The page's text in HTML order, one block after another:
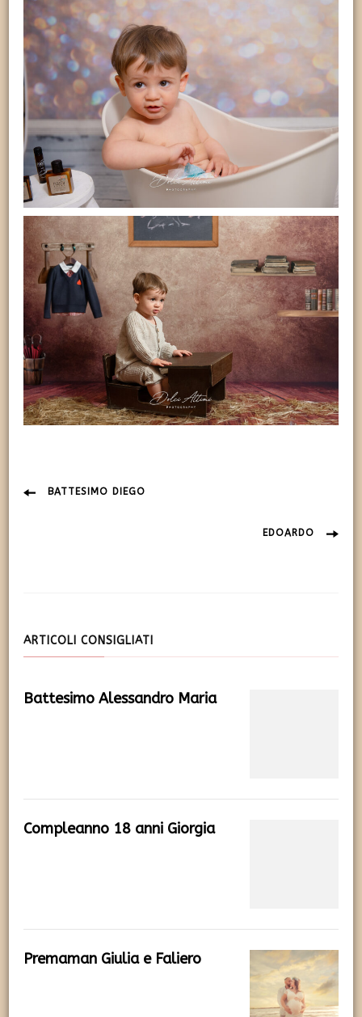
Navigazione
BATTESIMO DIEGO
EDOARDO
ARTICOLI CONSIGLIATI
Battesimo Alessandro Maria
Compleanno 18 anni Giorgia
Premaman Giulia e Faliero